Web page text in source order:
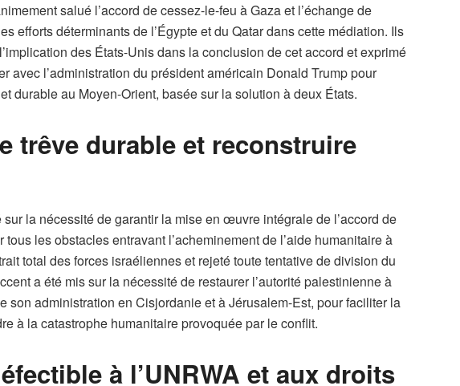
salué l’accord de cessez-le-feu à Gaza et l’échange de
efforts déterminants de l’Égypte et du Qatar dans cette médiation. Ils
des États-Unis dans la conclusion de cet accord et exprimé
avec l’administration du président américain Donald Trump pour
durable au Moyen-Orient, basée sur la solution à deux États.
trêve durable et reconstruire
la nécessité de garantir la mise en œuvre intégrale de l’accord de
les obstacles entravant l’acheminement de l’aide humanitaire à
total des forces israéliennes et rejeté toute tentative de division du
a été mis sur la nécessité de restaurer l’autorité palestinienne à
son administration en Cisjordanie et à Jérusalem-Est, pour faciliter la
à la catastrophe humanitaire provoquée par le conflit.
à l’UNRWA et aux droits